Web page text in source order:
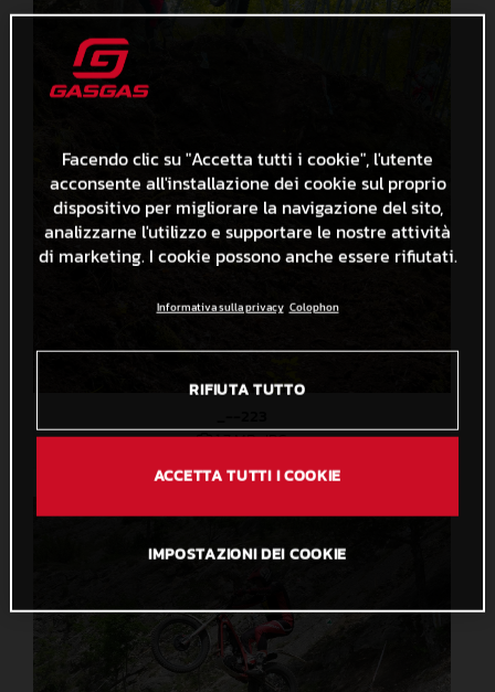
1,7 MB.JPG
Facendo clic su "Accetta tutti i cookie", l'utente
acconsente all'installazione dei cookie sul proprio
dispositivo per migliorare la navigazione del sito,
analizzarne l'utilizzo e supportare le nostre attività
di marketing. I cookie possono anche essere rifiutati.
Informativa sulla privacy Colophon
RIFIUTA TUTTO
ACCETTA TUTTI I COOKIE
IMPOSTAZIONI DEI COOKIE